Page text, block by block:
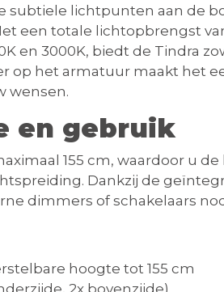
lichtpunten aan de
een totale lichtopbrengst
en 3000K, biedt de Tindra
op het armatuur maakt het
wensen.
en gebruik
155 cm, waardoor u
Dankzij de
dimmers of schakelaars
hoogte tot 155 cm